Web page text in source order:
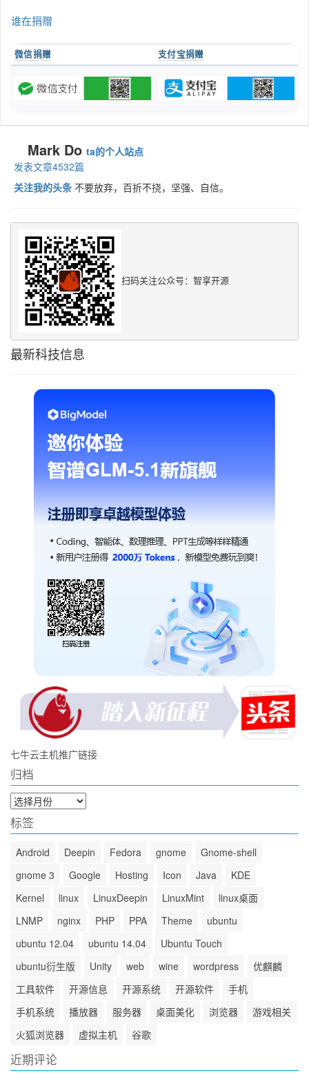
谁在捐赠
微信捐赠 支付宝捐赠
Mark Do ta的个人站点
发表文章4532篇
关注我的头条 不要放弃，百折不挠，坚强、自信。
扫码关注公众号：智享开源
最新科技信息
七牛云主机推广链接
归档
归
档
标签
Android Deepin Fedora gnome
Gnome-shell
gnome 3
Google Hosting Icon Java
KDE
Kernel
linux LinuxDeepin LinuxMint
linux桌面
LNMP
nginx PHP PPA Theme
ubuntu
ubuntu 12.04
ubuntu 14.04
Ubuntu Touch
ubuntu衍生版
Unity web wine wordpress
优麒麟
工具软件
开源信息 开源系统 开源软件
手机
手机系统
播放器 服务器 桌面美化 浏览器
游戏相关
火狐浏览器
虚拟主机 谷歌
近期评论